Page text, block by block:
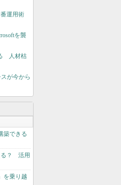
番運用術
を襲
人材枯
が今から
築できる
る？ 活用
を乗り越